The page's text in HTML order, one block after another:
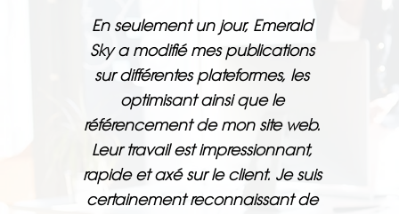
En seulement un jour, Emerald
Sky a modifié mes publications
sur différentes plateformes, les
optimisant ainsi que le
référencement de mon site web.
Leur travail est impressionnant,
rapide et axé sur le client. Je suis
certainement reconnaissant de